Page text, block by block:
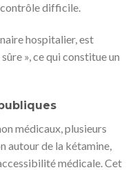
contrôle difficile.
hospitalier, est
», ce qui constitue un
médicaux, plusieurs
autour de la kétamine,
médicale. Cet